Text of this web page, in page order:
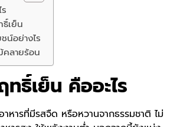
เย็น
น์อย่างไร
คลายร้อน
ทธิ์เย็น คืออะไร
หารที่มีรสจืด หรือหวานจากธรรมชาติ ไม่